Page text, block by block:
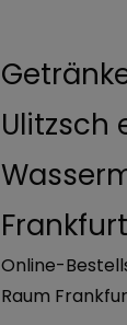
Ulitzsch
Frankfurt
Online-
Raum